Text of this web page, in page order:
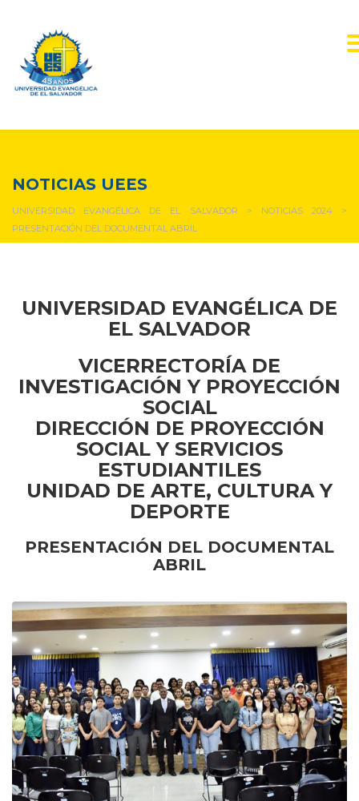
NOTICIAS UEES
UNIVERSIDAD EVANGÉLICA DE EL SALVADOR > NOTICIAS 2024>
PRESENTACIÓN DEL DOCUMENTAL ABRIL
UNIVERSIDAD EVANGÉLICA DE
EL SALVADOR
VICERRECTORÍA DE
INVESTIGACIÓN Y PROYECCIÓN
SOCIAL
DIRECCIÓN DE PROYECCIÓN
SOCIAL Y SERVICIOS
ESTUDIANTILES
UNIDAD DE ARTE, CULTURA Y
DEPORTE
PRESENTACIÓN DEL DOCUMENTAL
ABRIL